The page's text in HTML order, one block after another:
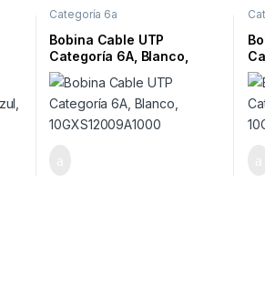
Categoría 6a
Bobina Cable UTP
Categoría 6A, Blanco,
10GXS12009A1000